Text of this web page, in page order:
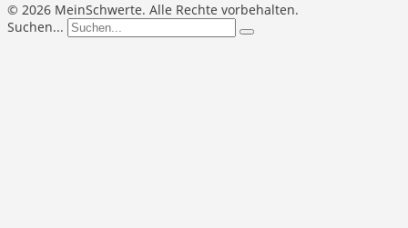
© 2026 MeinSchwerte. Alle Rechte vorbehalten.
Suchen...